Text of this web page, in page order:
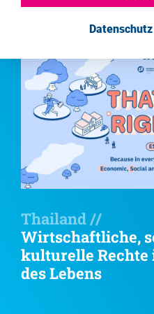
Thailand //
Wirtschaftliche,
kulturelle Rechte
des Lebens
Datenschutz